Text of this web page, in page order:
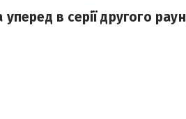
в серії другого